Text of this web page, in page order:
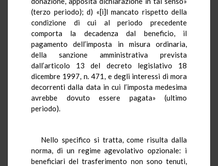
(terzo periodo); d) «[i]l mancato rispetto della
condizione di cui al periodo precedente
comporta la decadenza dal beneficio, il
pagamento dell’imposta in misura ordinaria,
della sanzione amministrativa prevista
dall’articolo 13 del decreto legislativo 18
dicembre 1997, n. 471, e degli interessi di mora
decorrenti dalla data in cui l’imposta medesima
avrebbe dovuto essere pagata» (ultimo
periodo).
Nello specifico si tratta, come risulta dalla
norma, di un regime agevolativo opzionale: i
beneficiari del trasferimento non sono tenuti,